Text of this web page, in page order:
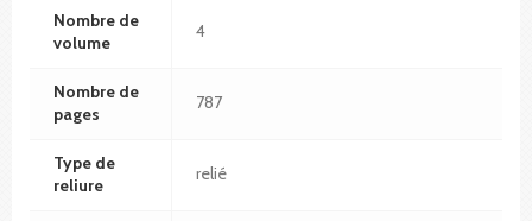
Nombre de
volume
4
Nombre de
pages
787
Type de
reliure
relié